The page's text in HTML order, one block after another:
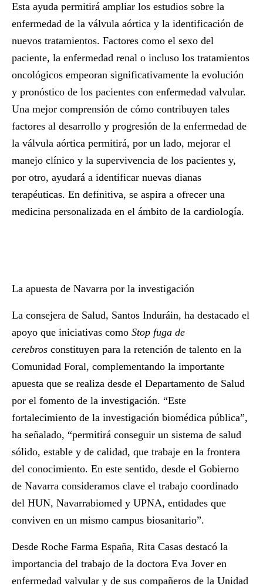
Esta ayuda permitirá ampliar los estudios sobre la
enfermedad de la válvula aórtica y la identificación de
nuevos tratamientos. Factores como el sexo del
paciente, la enfermedad renal o incluso los tratamientos
oncológicos empeoran significativamente la evolución
y pronóstico de los pacientes con enfermedad valvular.
Una mejor comprensión de cómo contribuyen tales
factores al desarrollo y progresión de la enfermedad de
la válvula aórtica permitirá, por un lado, mejorar el
manejo clínico y la supervivencia de los pacientes y,
por otro, ayudará a identificar nuevas dianas
terapéuticas. En definitiva, se aspira a ofrecer una
medicina personalizada en el ámbito de la cardiología.
La apuesta de Navarra por la investigación
La consejera de Salud, Santos Induráin, ha destacado el
apoyo que iniciativas como Stop fuga de
cerebros constituyen para la retención de talento en la
Comunidad Foral, complementando la importante
apuesta que se realiza desde el Departamento de Salud
por el fomento de la investigación. “Este
fortalecimiento de la investigación biomédica pública”,
ha señalado, “permitirá conseguir un sistema de salud
sólido, estable y de calidad, que trabaje en la frontera
del conocimiento. En este sentido, desde el Gobierno
de Navarra consideramos clave el trabajo coordinado
del HUN, Navarrabiomed y UPNA, entidades que
conviven en un mismo campus biosanitario”.
Desde Roche Farma España, Rita Casas destacó la
importancia del trabajo de la doctora Eva Jover en
enfermedad valvular y de sus compañeros de la Unidad